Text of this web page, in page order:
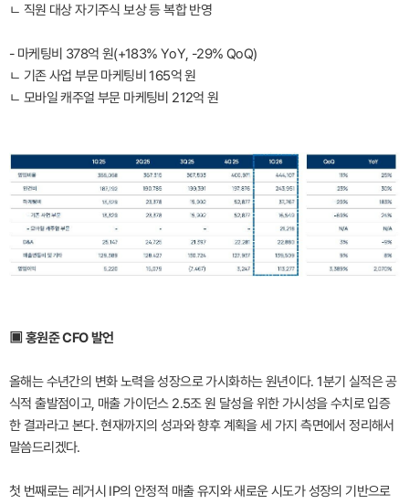
ㄴ 직원 대상 자기주식 보상 등 복합 반영
- 마케팅비 378억 원(+183% YoY, -29% QoQ)
ㄴ 기존 사업 부문 마케팅비 165억 원
ㄴ 모바일 캐주얼 부문 마케팅비 212억 원
▣ 홍원준 CFO 발언
올해는 수년간의 변화 노력을 성장으로 가시화하는 원년이다. 1분기 실적은 공
식적 출발점이고, 매출 가이던스 2.5조 원 달성을 위한 가시성을 수치로 입증
한 결과라고 본다. 현재까지의 성과와 향후 계획을 세 가지 측면에서 정리해서
말씀드리겠다.
첫 번째로는 레거시 IP의 안정적 매출 유지와 새로운 시도가 성장의 기반으로